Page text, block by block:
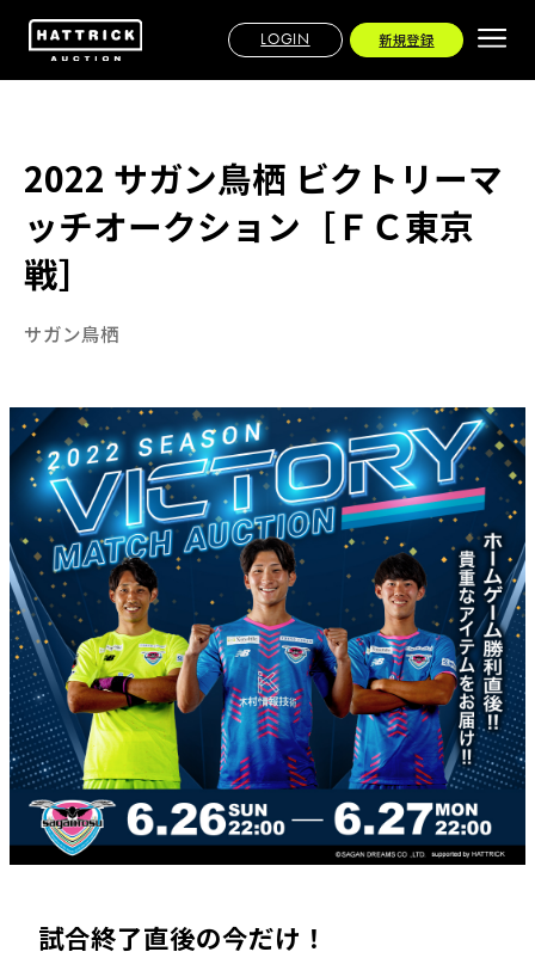
LOGIN 新規登録
2022 サガン鳥栖 ビクトリーマ
ッチオークション［ＦＣ東京
戦］
サガン鳥栖
試合終了直後の今だけ！